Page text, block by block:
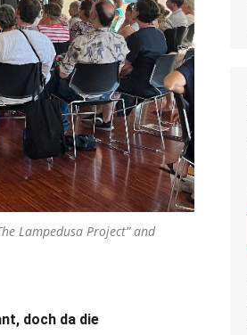
Lampedusa Project” and
doch da die